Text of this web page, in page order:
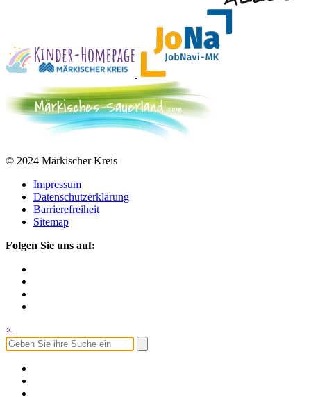
© 2024 Märkischer Kreis
Impressum
Datenschutzerklärung
Barrierefreiheit
Sitemap
Folgen Sie uns auf:
×